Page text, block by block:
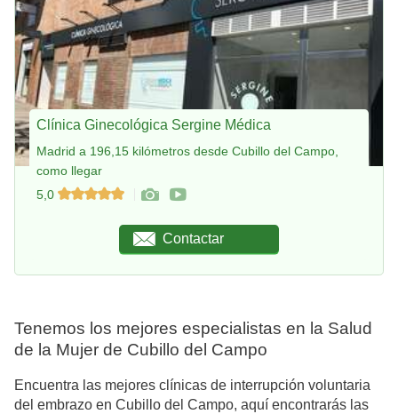
Clínica Ginecológica Sergine Médica
Madrid a 196,15 kilómetros desde Cubillo del Campo,
como llegar
5,0
Contactar
Tenemos los mejores especialistas en la Salud
de la Mujer de Cubillo del Campo
Encuentra las mejores clínicas de interrupción voluntaria
del embrazo en Cubillo del Campo, aquí encontrarás las